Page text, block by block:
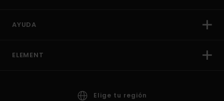
AYUDA
ELEMENT
Elige tu región